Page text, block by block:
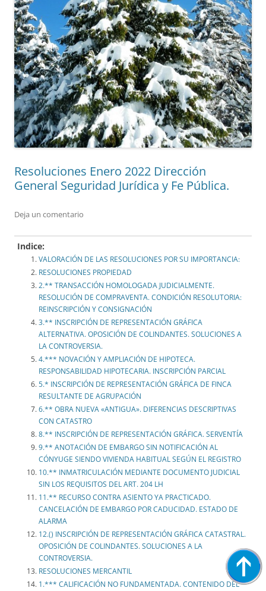
Resoluciones Enero 2022 Dirección
General Seguridad Jurídica y Fe Pública.
Deja un comentario
Indice:
VALORACIÓN DE LAS RESOLUCIONES POR SU IMPORTANCIA:
RESOLUCIONES PROPIEDAD
2.** TRANSACCIÓN HOMOLOGADA JUDICIALMENTE.
RESOLUCIÓN DE COMPRAVENTA. CONDICIÓN RESOLUTORIA:
REINSCRIPCIÓN Y CONSIGNACIÓN
3.** INSCRIPCIÓN DE REPRESENTACIÓN GRÁFICA
ALTERNATIVA. OPOSICIÓN DE COLINDANTES. SOLUCIONES A
LA CONTROVERSIA.
4.*** NOVACIÓN Y AMPLIACIÓN DE HIPOTECA.
RESPONSABILIDAD HIPOTECARIA. INSCRIPCIÓN PARCIAL
5.* INSCRIPCIÓN DE REPRESENTACIÓN GRÁFICA DE FINCA
RESULTANTE DE AGRUPACIÓN
6.** OBRA NUEVA «ANTIGUA». DIFERENCIAS DESCRIPTIVAS
CON CATASTRO
8.** INSCRIPCIÓN DE REPRESENTACIÓN GRÁFICA. SERVENTÍA
9.** ANOTACIÓN DE EMBARGO SIN NOTIFICACIÓN AL
CÓNYUGE SIENDO VIVIENDA HABITUAL SEGÚN EL REGISTRO
10.** INMATRICULACIÓN MEDIANTE DOCUMENTO JUDICIAL
SIN LOS REQUISITOS DEL ART. 204 LH
11.** RECURSO CONTRA ASIENTO YA PRACTICADO.
CANCELACIÓN DE EMBARGO POR CADUCIDAD. ESTADO DE
ALARMA
12.() INSCRIPCIÓN DE REPRESENTACIÓN GRÁFICA CATASTRAL.
OPOSICIÓN DE COLINDANTES. SOLUCIONES A LA
CONTROVERSIA.
RESOLUCIONES MERCANTIL
1.*** CALIFICACIÓN NO FUNDAMENTADA. CONTENIDO DEL